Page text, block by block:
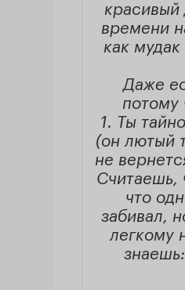
красивый
времени
как
Даже
потому
1. Ты
(он лютый
не
Считаешь,
что
забивал,
легкому